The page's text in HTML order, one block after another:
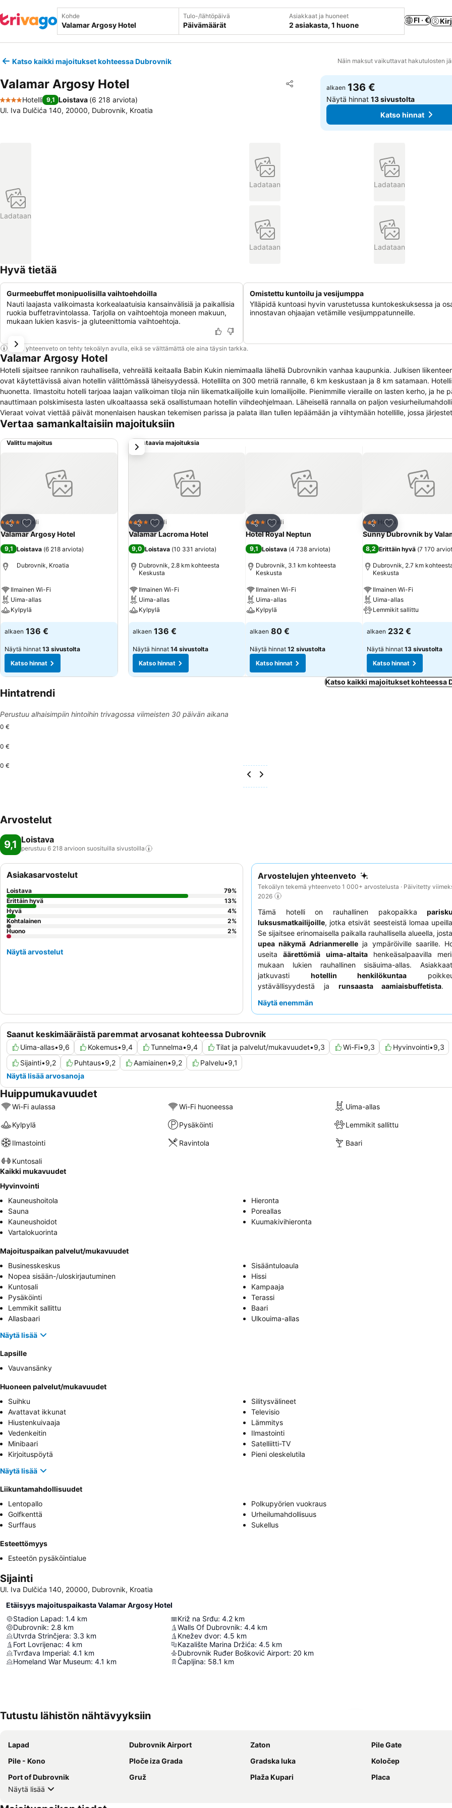
Kohde Tulo-/lähtöpäivä
Päivämäärät
Asiakkaat ja huoneet
2 asiakasta, 1 huone
FI · €
Katso kaikki majoitukset kohteessa Dubrovnik Näin maksut vaikuttavat hakutulosten
Valamar Argosy Hotel Jaa
Lisää suosikkeihin
4 Tähtiluokitus
Hotelli 9,1 Loistava (6 218 arviota)
Ul. Iva Dulčića 140, 20000, Dubrovnik, Kroatia
alkaen 136 €
Näytä hinnat13 sivustolta
Katso hinnat
Ladataan
Ladataan Ladataan
Ladataan Ladataan
Hyvä tietää
Gurmeebuffet monipuolisilla vaihtoehdoilla
Nauti laajasta valikoimasta korkealaatuisia kansainvälisiä ja paikallisia
ruokia buffetravintolassa. Tarjolla on vaihtoehtoja moneen makuun,
mukaan lukien kasvis- ja gluteenittomia vaihtoehtoja.
Omistettu kuntoilu ja vesijumppa
Ylläpidä kuntoasi hyvin varustetussa kuntokeskuksessa ja
innostavan ohjaajan vetämille vesijumppatunneille.
Tämä yhteenveto on tehty tekoälyn avulla, eikä se välttämättä ole aina täysin tarkka.
Valamar Argosy Hotel
Hotelli sijaitsee rannikon rauhallisella, vehreällä keitaalla Babin Kukin niemimaalla lähellä Dubrovnikin vanhaa kaupunkia. Julkisen
ovat käytettävissä aivan hotellin välittömässä läheisyydessä. Hotellilta on 300 metriä rannalle, 6 km keskustaan ja 8 km satamaan.
huonetta. Ilmastoitu hotelli tarjoaa laajan valikoiman tiloja niin liikematkailijoille kuin lomailijoille. Pienimmille vieraille on lasten kerho, ja he
nauttimaan polskimisesta lasten ulkoaltaassa sekä osallistumaan hotellin viihdeohjelmaan. Läheisellä rannalla on paljon
Vieraat voivat viettää päivät monenlaisen hauskan tekemisen parissa ja palata illan tullen lepäämään ja viihtymään hotellille, jossa
musiikki-iltoja läpi kauden.
Vertaa samankaltaisiin majoituksiin
Valittu majoitus
Jaa
Lisää suosikkeihin
4 Tähtiluokitus
Hotelli
Valamar Argosy Hotel
9,1 Loistava (6 218 arviota)
Dubrovnik, Kroatia
Ilmainen Wi-Fi
Uima-allas
Kylpylä
alkaen 136 €
Näytä hinnat 13 sivustolta
Katso hinnat
Vastaavia majoituksia
Jaa
Lisää suosikkeihin
4 Tähtiluokitus
Hotelli
Valamar Lacroma Hotel
9,0 Loistava (10 331 arviota)
Dubrovnik, 2.8 km kohteesta
Keskusta
Ilmainen Wi-Fi
Uima-allas
Kylpylä
alkaen 136 €
Näytä hinnat 14 sivustolta
Katso hinnat
Jaa
Lisää suosikkeihin
4 Tähtiluokitus
Hotelli
Hotel Royal Neptun
9,1 Loistava (4 738 arviota)
Dubrovnik, 3.1 km kohteesta
Keskusta
Ilmainen Wi-Fi
Uima-allas
Kylpylä
alkaen 80 €
Näytä hinnat 12 sivustolta
Katso hinnat
Jaa
Lisää suosikkeihin
3 Tähtiluokitus
Hotelli
Sunny Dubrovnik by
8,2 Erittäin hyvä (7 170
Dubrovnik, 2.7 km
Keskusta
Ilmainen Wi-Fi
Uima-allas
Lemmikit sallittu
alkaen 232 €
Näytä hinnat 13 sivustolta
Katso hinnat
seuraava
Katso kaikki majoitukset kohteessa
Hintatrendi
Perustuu alhaisimpiin hintoihin trivagossa viimeisten 30 päivän aikana
0 €
0 €
0 €
Arvostelut
9,1 Loistava
perustuu 6 218 arvioon suosituilla sivustoilla
Arvostelujen yhteenveto
Tekoälyn tekemä yhteenveto 1 000+ arvostelusta · Päivitetty
2026
Tämä hotelli on rauhallinen pakopaikka
luksusmatkailijoille, jotka etsivät seesteistä lomaa
Se sijaitsee erinomaisella paikalla rauhallisella alueella,
upea näkymä Adrianmerelle ja ympäröiville saarille.
useitaäärettömiä uima-altaitahenkeäsalpaavilla
mukaan lukien rauhallinen sisäuima-allas.
jatkuvasti hotellin henkilökuntaa
ystävällisyydestä ja runsaasta aamiaisbuffetista.
kerroksesta parhaiden näkymien takaamiseksi.
Näytä enemmän
Saanut keskimääräistä paremmat arvosanat kohteessa Dubrovnik
Uima-allas•9,6 Kokemus•9,4 Tunnelma•9,4 Tilat ja palvelut/mukavuudet•9,3 Wi-Fi•9,3 Hyvinvointi•9,3
Sijainti•9,2 Puhtaus•9,2 Aamiainen•9,2 Palvelu•9,1
Näytä lisää arvosanoja
Asiakasarvostelut
Loistava 79%
Erittäin hyvä
13%
Hyvä
4%
Kohtalainen
2%
Huono
2%
Näytä arvostelut
Huippumukavuudet
Wi-Fi aulassa Wi-Fi huoneessa Uima-allas
Kylpylä Pysäköinti Lemmikit sallittu
Ilmastointi Ravintola Baari
Kuntosali
Kaikki mukavuudet
Hyvinvointi
Kauneushoitola
Hieronta
Sauna
Poreallas
Kauneushoidot
Kuumakivihieronta
Vartalokuorinta
Majoituspaikan palvelut/mukavuudet
Businesskeskus
Sisääntuloaula
Nopea sisään-/uloskirjautuminen
Hissi
Kuntosali
Kampaaja
Pysäköinti
Terassi
Lemmikit sallittu
Baari
Allasbaari
Ulkouima-allas
Näytä lisää
Lapsille
Vauvansänky
Huoneen palvelut/mukavuudet
Suihku
Silitysvälineet
Avattavat ikkunat
Televisio
Hiustenkuivaaja
Lämmitys
Vedenkeitin
Ilmastointi
Minibaari
Satelliitti-TV
Kirjoituspöytä
Pieni oleskelutila
Näytä lisää
Liikuntamahdollisuudet
Lentopallo
Polkupyörien vuokraus
Golfkenttä
Urheilumahdollisuus
Surffaus
Sukellus
Esteettömyys
Esteetön pysäköintialue
Sijainti
Ul. Iva Dulčića 140, 20000, Dubrovnik, Kroatia
Etäisyys majoituspaikasta Valamar Argosy Hotel
Stadion Lapad: 1.4 km
Dubrovnik: 2.8 km
Utvrda Strinčjera: 3.3 km
Fort Lovrijenac: 4 km
Tvrđava Imperial: 4.1 km
Homeland War Museum: 4.1 km
Križ na Srđu: 4.2 km
Walls Of Dubrovnik: 4.4 km
Knežev dvor: 4.5 km
Kazalište Marina Držića: 4.5 km
Dubrovnik Ruđer Bošković Airport: 20 km
Čapljina: 58.1 km
Tutustu lähistön nähtävyyksiin
Lapad Dubrovnik Airport Zaton
Pile Gate
Pile - Kono
Ploče iza Grada Gradska luka
Koločep
Port of Dubrovnik
Gruž Plaža Kupari
Placa
Näytä lisää